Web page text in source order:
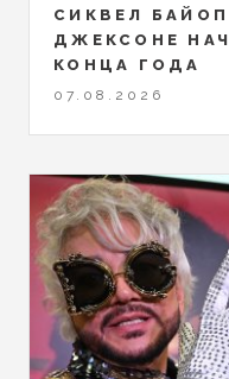
СИКВЕЛ
ДЖЕКСОНЕ
КОНЦА ГОДА
07.08.2026